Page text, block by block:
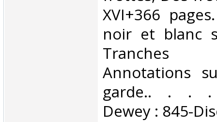
XVI+366
noir et blanc
Annotations
garde.. . . .
Dewey : 845-